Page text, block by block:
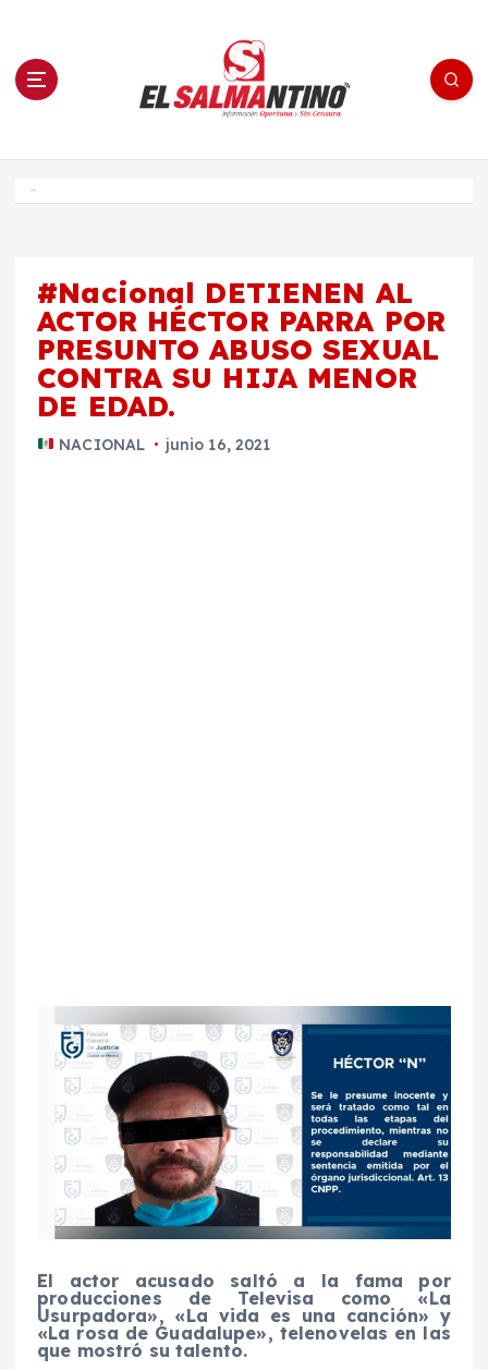
n El Salmantino - medios/noticias/editorial
#Nacional DETIENEN AL
ACTOR HÉCTOR PARRA POR
PRESUNTO ABUSO SEXUAL
CONTRA SU HIJA MENOR
DE EDAD.
NACIONAL junio 16, 2021
El actor acusado saltó a la fama por
producciones de Televisa como «La
Usurpadora», «La vida es una canción» y
«La rosa de Guadalupe», telenovelas en las
que mostró su talento.